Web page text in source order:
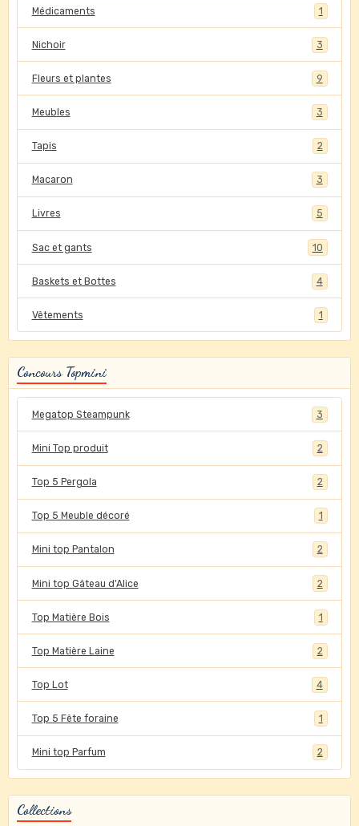
Médicaments 1
Nichoir 3
Fleurs et plantes 9
Meubles 3
Tapis 2
Macaron 3
Livres 5
Sac et gants 10
Baskets et Bottes 4
Vêtements 1
Concours Topmini
Megatop Steampunk 3
Mini Top produit 2
Top 5 Pergola 2
Top 5 Meuble décoré 1
Mini top Pantalon 2
Mini top Gâteau d'Alice 2
Top Matière Bois 1
Top Matière Laine 2
Top Lot 4
Top 5 Fête foraine 1
Mini top Parfum 2
Collections